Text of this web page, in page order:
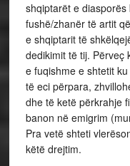
shqiptarët e
fushë/zhanër të artit
e shqiptarit të
dedikimit të tij. Përveç
e fuqishme e shtetit
të eci përpara,
dhe të ketë përkrahje
banon në emigrim
Pra vetë shteti
këtë drejtim.